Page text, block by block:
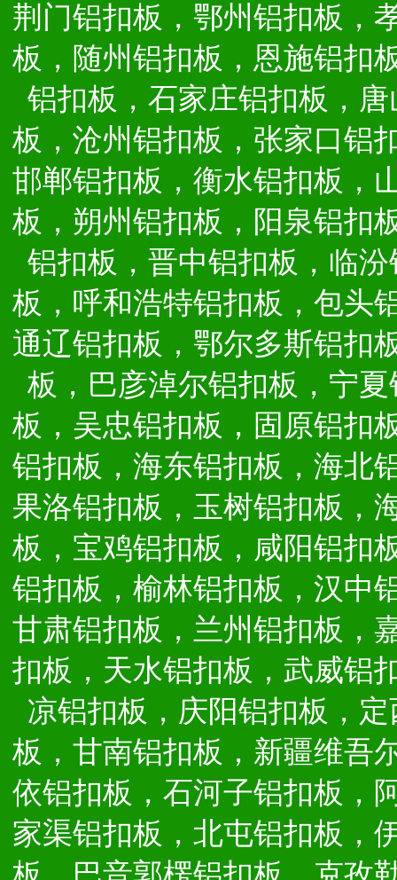
荆门铝扣板，鄂州铝扣板，
板，随州铝扣板，恩施铝扣
铝扣板，石家庄铝扣板，
板，沧州铝扣板，张家口铝
邯郸铝扣板，衡水铝扣板，
板，朔州铝扣板，阳泉铝扣
铝扣板，晋中铝扣板，临
板，呼和浩特铝扣板，包头
通辽铝扣板，鄂尔多斯铝扣
板，巴彦淖尔铝扣板，宁
板，吴忠铝扣板，固原铝扣
铝扣板，海东铝扣板，海北
果洛铝扣板，玉树铝扣板，
板，宝鸡铝扣板，咸阳铝扣
铝扣板，榆林铝扣板，汉中
甘肃铝扣板，兰州铝扣板，
扣板，天水铝扣板，武威铝
凉铝扣板，庆阳铝扣板，
板，甘南铝扣板，新疆维吾
依铝扣板，石河子铝扣板，
家渠铝扣板，北屯铝扣板，